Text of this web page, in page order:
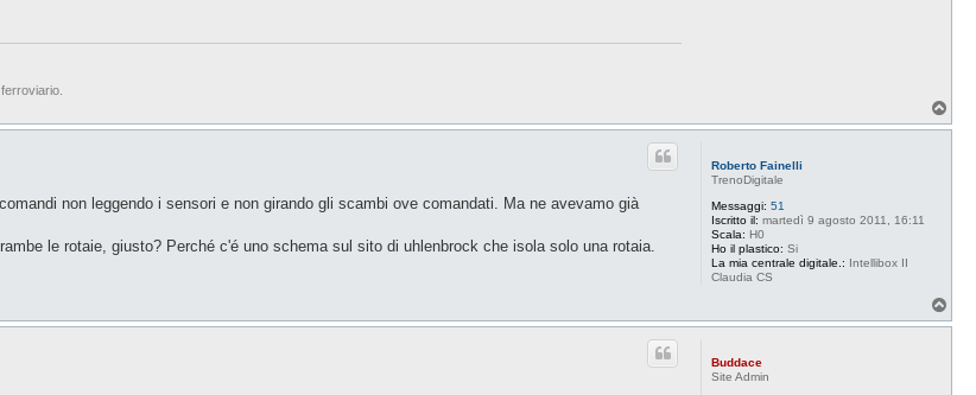
d
c
o
Roberto Fainelli
TrenoDigitale
Messaggi: 51
Iscritto il: martedì 9 agosto 2011, 16:11
Scala: H0
Ho il plastico: Si
La mia centrale digitale.: Intellibox II
Claudia CS
non leggendo i sensori e non girando gli scambi ove comandati. Ma ne avevamo già
le rotaie, giusto? Perché c'é uno schema sul sito di uhlenbrock che isola solo una rotaia.
o
Buddace
Site Admin